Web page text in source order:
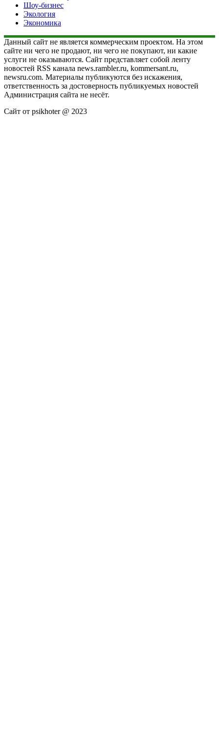
Шоу-бизнес
Экология
Экономика
Данный сайт не является коммерческим проектом. На этом
сайте ни чего не продают, ни чего не покупают, ни какие
услуги не оказываются. Сайт представляет собой ленту
новостей RSS канала news.rambler.ru, kommersant.ru,
newsru.com. Материалы публикуются без искажения,
ответственность за достоверность публикуемых новостей
Администрация сайта не несёт.
Сайт от psikhoter @ 2023